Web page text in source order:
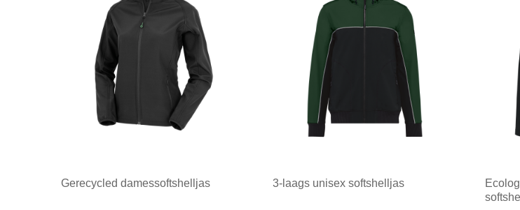
Gerecycled damessoftshelljas 3-laags unisex softshelljas